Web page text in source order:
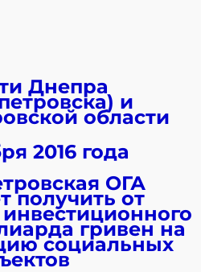
Днепра
и
области
2016 года
ОГА
получить от
гривен на
социальных